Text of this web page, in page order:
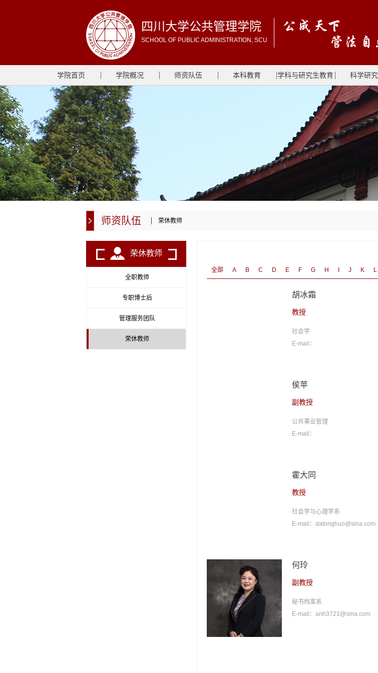
四川大学公共管理学院
SCHOOL OF PUBLIC ADMINISTRATION, SCU
学院首页 学院概况 师资队伍 本科教育 学科与研究生教育 科学研究
师资队伍 荣休教师
荣休教师
全职教师
专职博士后
管理服务团队
荣休教师
全部 A B C D E F G H J K L
胡冰霜
教授
社会学
E-mail：
侯苹
副教授
公共事业管理
E-mail：
霍大同
教授
社会学与心理学系
E-mail：datonghuo@sina.com
何玲
副教授
秘书档案系
E-mail：anh3721@sina.com